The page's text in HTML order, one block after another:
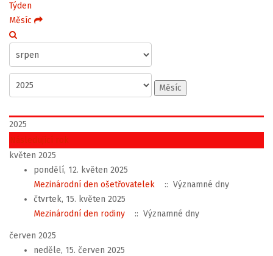
Týden
Měsíc
Měsíc
2025
Následující rok
květen 2025
pondělí, 12. květen 2025
Mezinárodní den ošetřovatelek
:: Významné dny
čtvrtek, 15. květen 2025
Mezinárodní den rodiny
:: Významné dny
červen 2025
neděle, 15. červen 2025